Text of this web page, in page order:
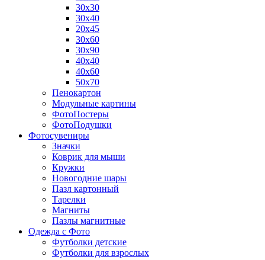
30х30
30х40
20х45
30х60
30х90
40х40
40х60
50х70
Пенокартон
Модульные картины
ФотоПостеры
ФотоПодушки
Фотоcувениры
Значки
Коврик для мыши
Кружки
Новогодние шары
Пазл картонный
Тарелки
Магниты
Пазлы магнитные
Одежда с Фото
Футболки детские
Футболки для взрослых